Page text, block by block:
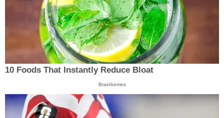
10 Foods That Instantly Reduce Bloat
Brainberries